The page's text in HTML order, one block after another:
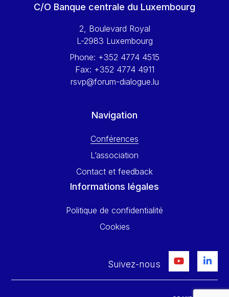
C/O Banque centrale du Luxembourg
2, Boulevard Royal
L-2983 Luxembourg
Phone: +352 4774 4515
Fax: +352 4774 4911
rsvp@forum-dialogue.lu
Navigation
Conférences
L’association
Contact et feedback
Informations légales
Politique de confidentialité
Cookies
Suivez-nous